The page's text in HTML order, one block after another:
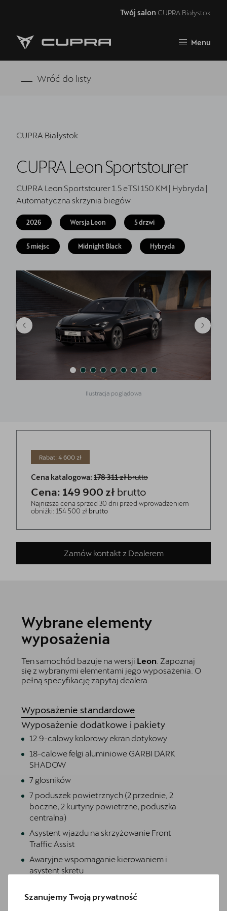
Twój salon CUPRA Białystok
Menu
Strona główna
Oferta i aktualności
5 lat gwarancji
Finansowanie
Serwis
Oryginalne części zamienne
Akcesoria CUPRA
Jazda próbna CUPRĄ
Dopłaty NaszEauto
Kontakt
Wróć do listy
CUPRA Białystok
CUPRA Leon Sportstourer
CUPRA Leon Sportstourer 1.5 eTSI 150 KM | Hybryda |
Automatyczna skrzynia biegów
2026 Wersja Leon 5 drzwi
5 miejsc Midnight Black Hybryda
Ilustracja poglądowa
Rabat: 4 600 zł
Cena katalogowa: 178 311 złbrutto
Cena: 149 900 zł brutto
Najniższa cena sprzed 30 dni przed wprowadzeniem
obniżki: 154 500 zł brutto
Zamów kontakt z Dealerem
Wybrane elementy
wyposażenia
Ten samochód bazuje na wersji Leon . Zapoznaj
się z wybranymi elementami jego wyposażenia. O
pełną specyfikację zapytaj dealera.
Wyposażenie standardowe
Wyposażenie dodatkowe i pakiety
12.9-calowy kolorowy ekran dotykowy
18-calowe felgi aluminiowe GARBI DARK
SHADOW
7 glosników
7 poduszek powietrznych (2 przednie, 2
boczne, 2 kurtyny powietrzne, poduszka
centralna)
Asystent wjazdu na skrzyżowanie Front
Traffic Assist
Awaryjne wspomaganie kierowaniem i
asystent skretu
Czujniki parkowania z przodu i z tyłu
Szanujemy Twoją prywatność